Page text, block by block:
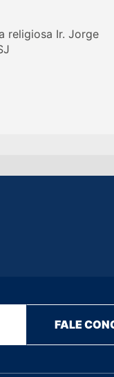
religiosa Ir. Jorge
FALE